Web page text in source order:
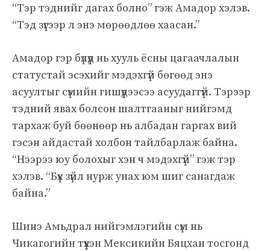
“Тэр тэднийг дагах болно” гэж Амадор хэлэв.
“Тэд зүгээр л энэ мөрөөдлөө хаасан.”
Амадор гэр бүлүүд нь хууль ёсны цагаачлалын
статустай эсэхийг мэдэхгүй бөгөөд энэ
асуултыг сүмийн гишүүдээсээ асуудаггүй. Тэрээр
тэдний явах болсон шалтгааныг нийгэмд
тархаж буй бөөнөөр нь албадан гаргах вий
гэсэн айдастай холбон тайлбарлаж байна.
“Нээрээ юу болохыг хэн ч мэдэхгүй” гэж тэр
хэлэв. “Бүх зүйл нурж унах юм шиг санагдаж
байна.”
Шинэ Амьдрал нийгэмлэгийн сүм нь
Чикагогийн түүхэн Мексикийн Бяцхан тосгонд